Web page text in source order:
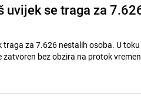
uvijek se traga za
za 7.626 nestalih osoba. U toku
bez obzira na protok